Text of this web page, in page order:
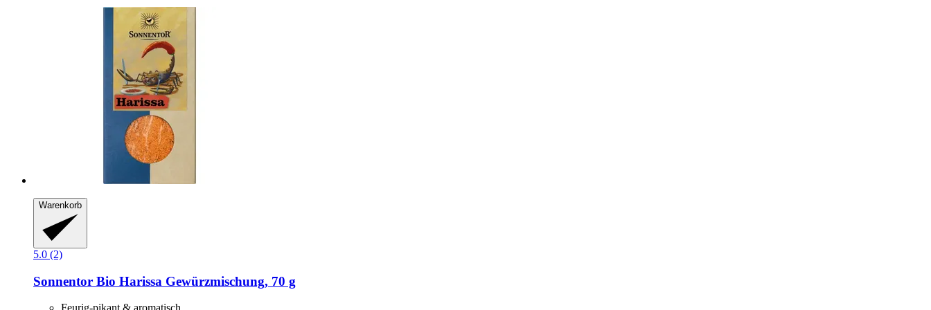
Warenkorb
5.0 (2)
Sonnentor Bio Harissa Gewürzmischung, 70 g